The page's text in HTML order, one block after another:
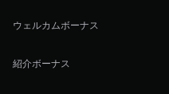
ウェルカムボーナス
紹介ボーナス